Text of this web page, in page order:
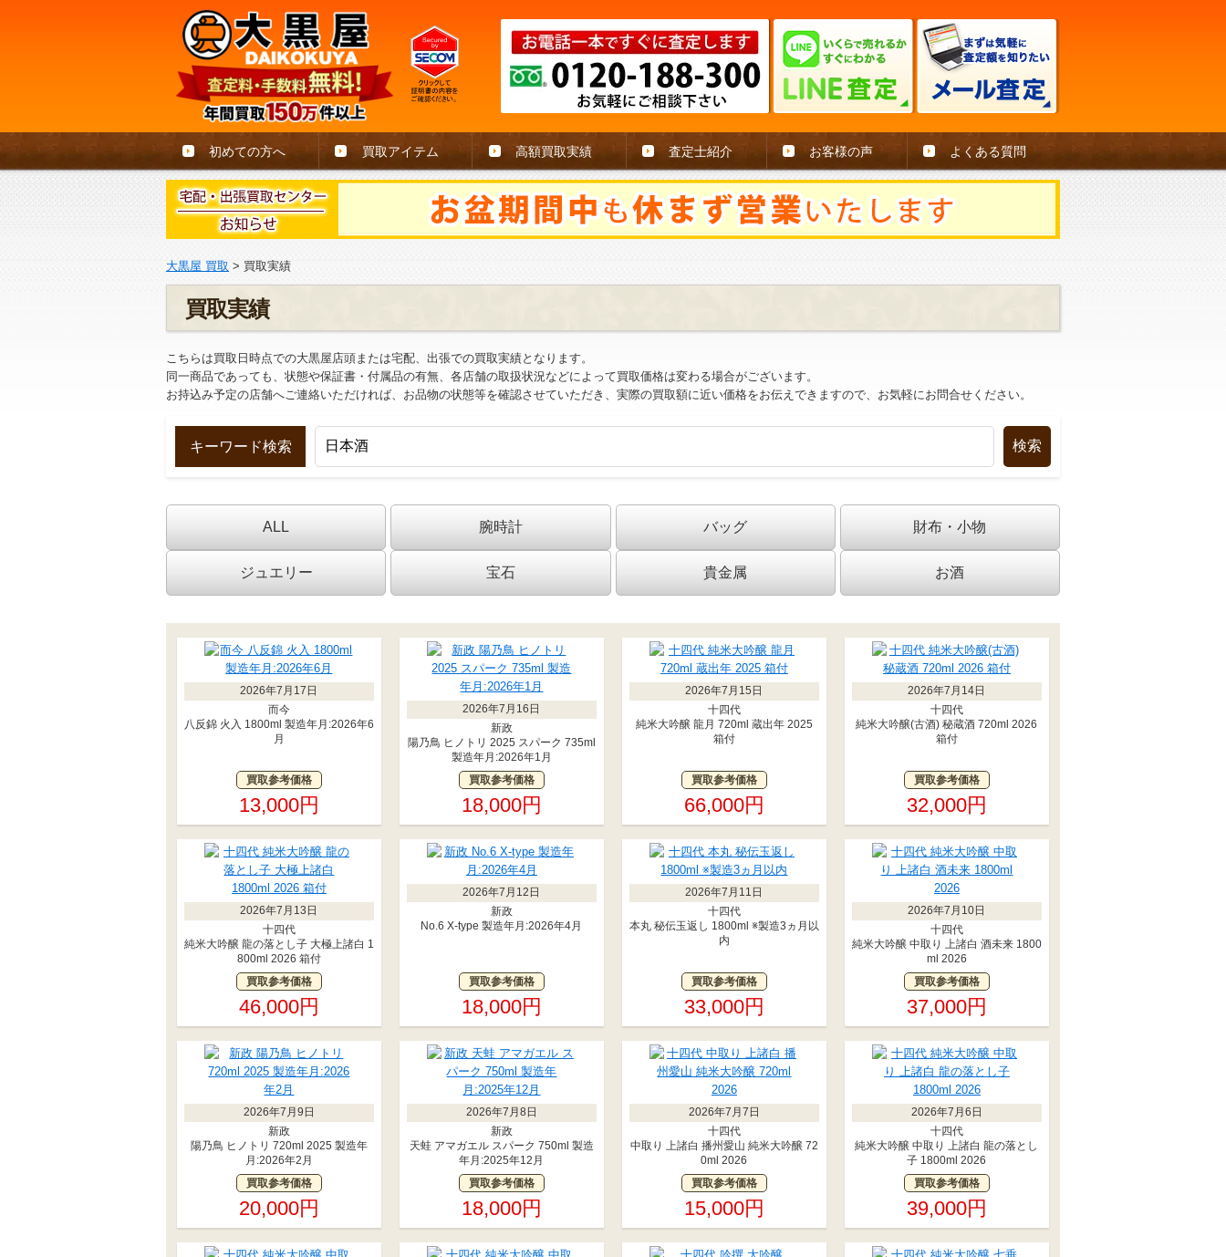
初めての方へ 買取アイテム 高額買取実績 査定士紹介 お客様の声 よくある質問
大黒屋 買取 > 買取実績
買取実績
こちらは買取日時点での大黒屋店頭または宅配、出張での買取実績となります。
同一商品であっても、状態や保証書・付属品の有無、各店舗の取扱状況などによって買取価格は変わる場合がございます。
お持込み予定の店舗へご連絡いただければ、お品物の状態等を確認させていただき、実際の買取額に近い価格をお伝えできますので、お気軽にお問合せください。
キーワード検索
ALL 腕時計 バッグ 財布・小物
ジュエリー 宝石 貴金属 お酒
2026年7月17日
而今
八反錦 火入 1800ml 製造年月:2026年6
月
買取参考価格
13,000円
2026年7月16日
新政
陽乃鳥 ヒノトリ 2025 スパーク 735ml
製造年月:2026年1月
買取参考価格
18,000円
2026年7月15日
十四代
純米大吟醸 龍月 720ml 蔵出年 2025
箱付
買取参考価格
66,000円
2026年7月14日
十四代
純米大吟醸(古酒) 秘蔵酒 720ml 2026
箱付
買取参考価格
32,000円
2026年7月13日
十四代
純米大吟醸 龍の落とし子 大極上諸白 1
800ml 2026 箱付
買取参考価格
46,000円
2026年7月12日
新政
No.6 X-type 製造年月:2026年4月
買取参考価格
18,000円
2026年7月11日
十四代
本丸 秘伝玉返し 1800ml ※製造3ヵ月以
内
買取参考価格
33,000円
2026年7月10日
十四代
純米大吟醸 中取り 上諸白 酒未来 1800
ml 2026
買取参考価格
37,000円
2026年7月9日
新政
陽乃鳥 ヒノトリ 720ml 2025 製造年
月:2026年2月
買取参考価格
20,000円
2026年7月8日
新政
天蛙 アマガエル スパーク 750ml 製造
年月:2025年12月
買取参考価格
18,000円
2026年7月7日
十四代
中取り 上諸白 播州愛山 純米大吟醸 72
0ml 2026
買取参考価格
15,000円
2026年7月6日
十四代
純米大吟醸 中取り 上諸白 龍の落とし
子 1800ml 2026
買取参考価格
39,000円